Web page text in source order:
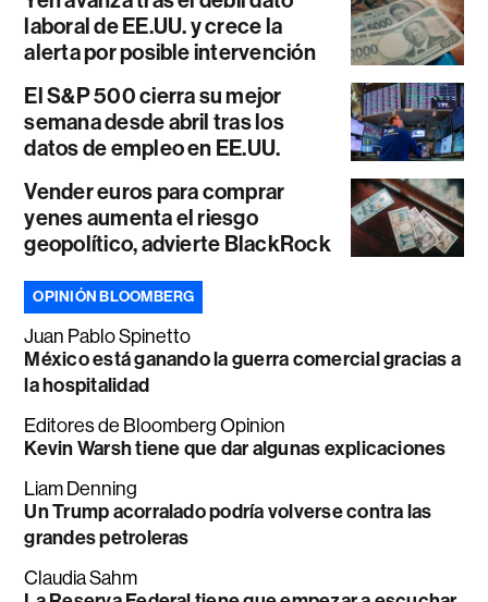
laboral de EE.UU. y crece la
alerta por posible intervención
El S&P 500 cierra su mejor
semana desde abril tras los
datos de empleo en EE.UU.
Vender euros para comprar
yenes aumenta el riesgo
geopolítico, advierte BlackRock
OPINIÓN BLOOMBERG
Juan Pablo Spinetto
México está ganando la guerra comercial gracias a
la hospitalidad
Editores de Bloomberg Opinion
Kevin Warsh tiene que dar algunas explicaciones
Liam Denning
Un Trump acorralado podría volverse contra las
grandes petroleras
Claudia Sahm